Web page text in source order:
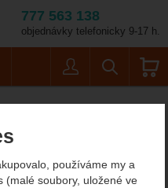
používáme my a
(malé soubory, uložené ve
777 563 138
objednávky telefonicky 9-17 h.
Therm-A-Rest